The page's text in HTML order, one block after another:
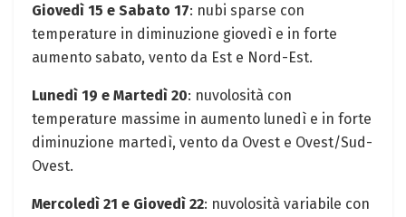
Giovedì 15 e Sabato 17: nubi sparse con
temperature in diminuzione giovedì e in forte
aumento sabato, vento da Est e Nord-Est.
Lunedì 19 e Martedì 20: nuvolosità con
temperature massime in aumento lunedì e in forte
diminuzione martedì, vento da Ovest e Ovest/Sud-
Ovest.
Mercoledì 21 e Giovedì 22: nuvolosità variabile con